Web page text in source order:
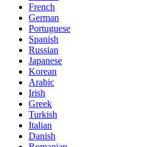
French
German
Portuguese
Spanish
Russian
Japanese
Korean
Arabic
Irish
Greek
Turkish
Italian
Danish